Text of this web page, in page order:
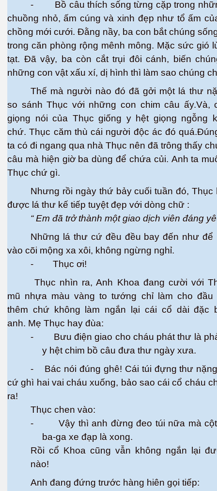
- Bồ câu thích sống từng cặp trong
chuồng nhỏ, ấm cúng và xinh đẹp như tổ ấm
chồng mới cưới. Đằng nầy, ba con bắt chúng
trong căn phòng rộng mênh mông. Mặc sức gió
tạt. Đã vậy, ba còn cắt trụi đôi cánh, biến
những con vật xấu xí, dị hình thì làm sao chúng
Thế mà người nào đó đã gởi một lá thư
so sánh Thục với những con chim câu ấy.Và,
giọng nói của Thục giống y hệt giọng ngỗng
chứ. Thục căm thù cái người độc ác đó
ta có đi ngang qua nhà Thục nên đã trông thấy
câu mà hiện giờ ba dùng để chứa củi. Anh ta
Thục chứ gì.
Nhưng rồi ngày thứ bảy cuối tuần đó, Thục
được lá thư kế tiếp tuyệt đẹp với dòng chữ :
“ Em đã trở thành một giao dịch viên đáng
Những lá thư cứ đều đều bay đến như để
vào cõi mộng xa xôi, không ngừng nghỉ.
- Thục ơi!
Thục nhìn ra, Anh Khoa đang cười với
mũ nhựa màu vàng to tướng chỉ làm cho đầu
thêm chứ không làm ngắn lại cái cổ dài đặc
anh. Mẹ Thục hay đùa:
- Bưu điện giao cho cháu phát thư là
y hệt chim bồ câu đưa thư ngày xưa.
- Bác nói đúng ghê! Cái túi đựng thư
cứ ghì hai vai cháu xuống, bảo sao cái cổ cháu
ra!
Thục chen vào:
- Vậy thì anh đừng đeo túi nữa mà cột
ba-ga xe đạp là xong.
Rồi cổ Khoa cũng vẫn không ngắn lại
nào!
Anh đang đứng trước hàng hiên gọi tiếp:
Trí